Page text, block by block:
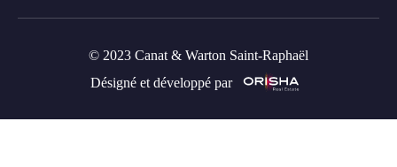
© 2023 Canat & Warton Saint-Raphaël
Désigné et développé par